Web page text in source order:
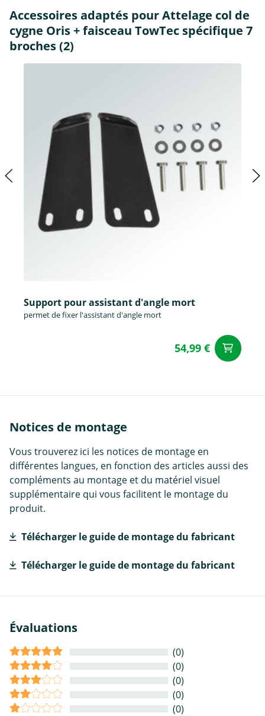
Accessoires adaptés pour Attelage col de
cygne Oris + faisceau TowTec spécifique 7
broches (2)
Support pour assistant d'angle mort
permet de fixer l'assistant d'angle mort
54,99 €
Notices de montage
Vous trouverez ici les notices de montage en
différentes langues, en fonction des articles aussi des
compléments au montage et du matériel visuel
supplémentaire qui vous facilitent le montage du
produit.
Télécharger le guide de montage du fabricant
Télécharger le guide de montage du fabricant
Évaluations
(0)
(0)
(0)
(0)
(0)